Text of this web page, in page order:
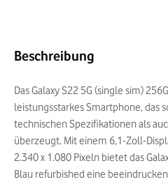
Beschreibung
Das Galaxy S22 5G (single sim)
leistungsstarkes Smartphone, das
technischen Spezifikationen als
überzeugt. Mit einem 6,1-Zoll-
2.340 x 1.080 Pixeln bietet das
Blau refurbished eine